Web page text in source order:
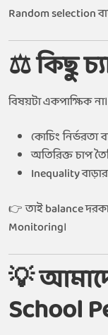
Random selection
⚖️ কিছু
বিষয়টা একপাক্ষিক
কোচিং নির্ভরতা
অতিরিক্ত চাপ
Inequality
👉 তাই balance
Monitoring।
💡
School